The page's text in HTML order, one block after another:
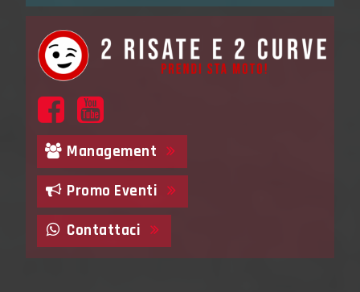
Management
Promo Eventi
Contattaci